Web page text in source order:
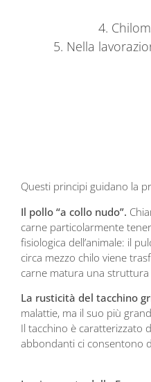
4.
5. Nella
Questi principi guidano la
Il pollo “a collo nudo”.
carne particolarmente
fisiologica dell’animale: il
circa mezzo chilo viene
carne matura una struttura
La rusticità del tacchino
malattie, ma il suo più
Il tacchino è caratterizzato
abbondanti ci consentono